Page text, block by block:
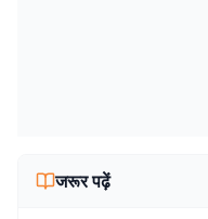
जरूर पढ़ें